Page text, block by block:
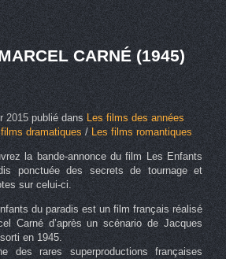
CARNÉ (1945)
2015 publié dansLes films des années
dramatiques / Les films romantiques
la bande-annonce du film Les Enfants
ponctuée des secrets de tournage et
sur celui-ci.
du paradis est un film français réalisé
Carné d’après un scénario de Jacques
en 1945.
des rares superproductions françaises